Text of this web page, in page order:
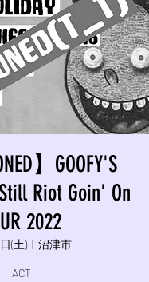
】GOOFY'S
Riot Goin' On
2022
(土)
  |
沼津市
ACT